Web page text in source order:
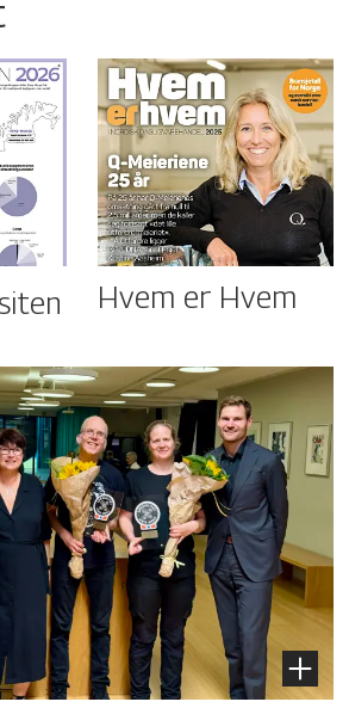
Hvem er Hvem